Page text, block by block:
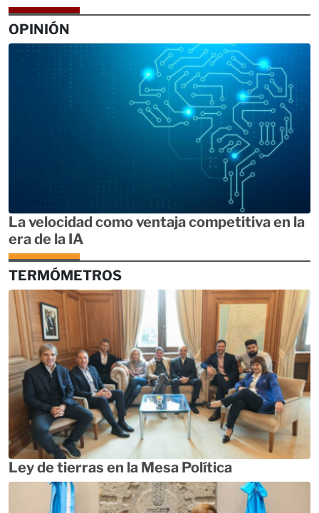
OPINIÓN
La velocidad como ventaja competitiva en la
era de la IA
TERMÓMETROS
Ley de tierras en la Mesa Política